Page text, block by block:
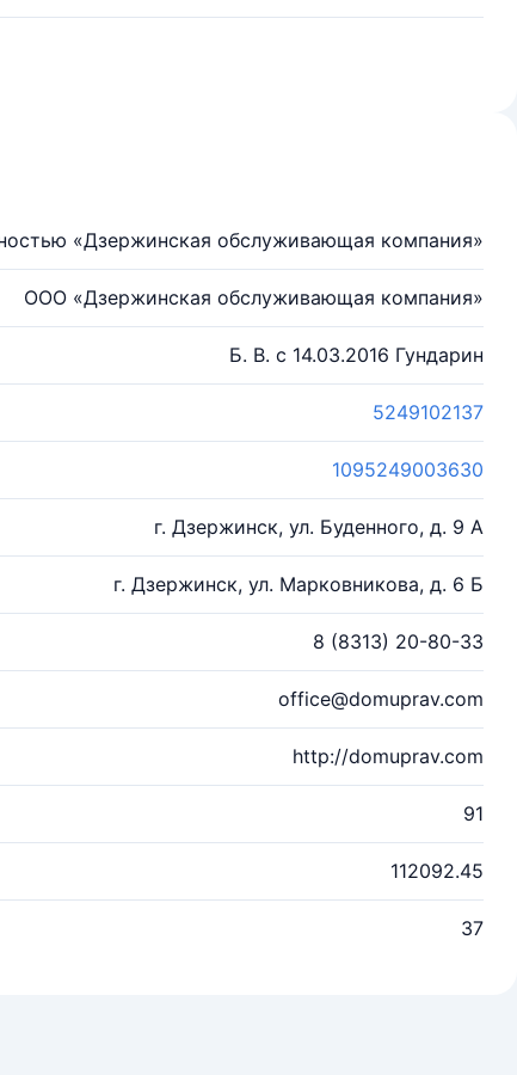
«Дзержинская обслуживающая компания»
ООО «Дзержинская обслуживающая компания»
Б. В. с 14.03.2016 Гундарин
5249102137
1095249003630
г. Дзержинск, ул. Буденного, д. 9 А
г. Дзержинск, ул. Марковникова, д. 6 Б
8 (8313) 20-80-33
office@domuprav.com
http://domuprav.com
91
112092.45
37